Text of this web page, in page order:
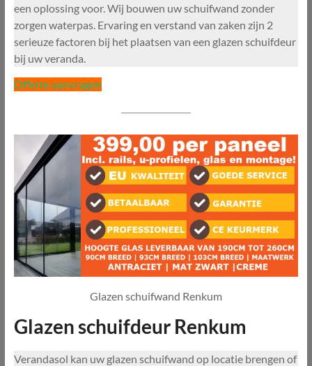
een oplossing voor. Wij bouwen uw schuifwand zonder
zorgen waterpas. Ervaring en verstand van zaken zijn 2
serieuze factoren bij het plaatsen van een glazen schuifdeur
bij uw veranda.
Offerte aanvragen
Glazen schuifwand Renkum
Glazen schuifdeur Renkum
Verandasol kan uw glazen schuifwand op locatie brengen of